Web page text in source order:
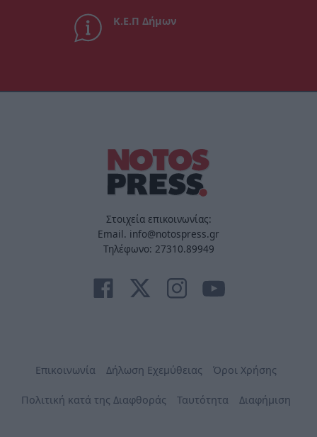
Κ.Ε.Π Δήμων
Στοιχεία επικοινωνίας:
Email. info@notospress.gr
Τηλέφωνο: 27310.89949
Επικοινωνία Δήλωση Εχεμύθειας Όροι Χρήσης
Πολιτική κατά της Διαφθοράς Ταυτότητα Διαφήμιση